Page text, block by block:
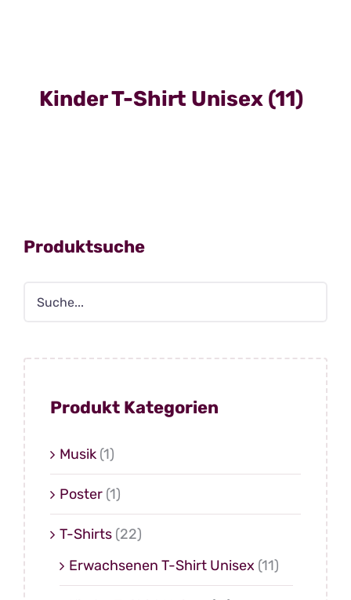
Kinder T-Shirt Unisex (11)
Produktsuche
Produkt Kategorien
Musik (1)
Poster (1)
T-Shirts (22)
Erwachsenen T-Shirt Unisex (11)